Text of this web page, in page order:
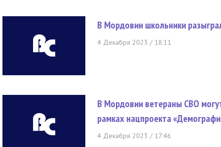
В Мордовии школьники
4 Декабря 2023 / 18:11
В Мордовии ветераны СВО
рамках нацпроекта
4 Декабря 2023 / 17:46